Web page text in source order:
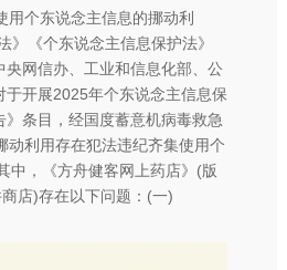
用个东说念主信息的挪动利
》《个东说念主信息保护法》
网信办、工业和信息化部、公
于开展2025年个东说念主信息保
条目，经国度蓄意机病毒救急
动利用存在犯法违纪齐集使用个
中，《方舟健客网上药店》(版
店)存在以下问题：(一)